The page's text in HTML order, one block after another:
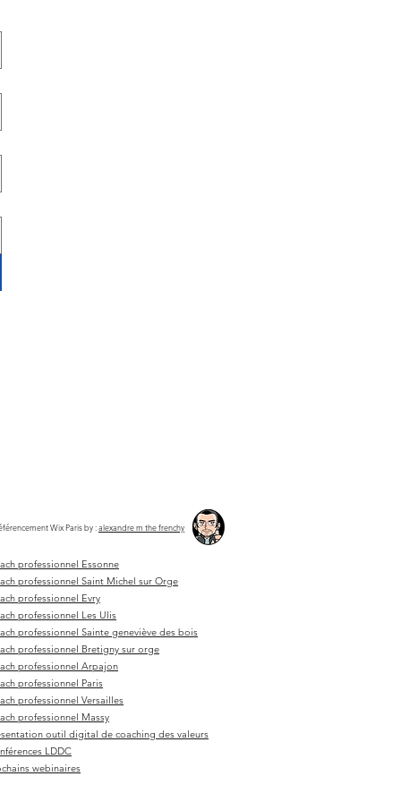
Wix Parisby :alexandre m the frenchy
professionnel Essonne
professionnel Saint Michel sur Orge
professionnel Evry
professionnel Les Ulis
professionnel Sainte geneviève des bois
professionnel Bretigny sur orge
professionnel Arpajon
professionnel Paris
professionnel Versailles
professionnel Massy
outil digital de coaching des valeurs
LDDC
webinaires